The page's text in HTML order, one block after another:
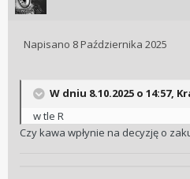
Napisano 8 Października 2025
W dniu 8.10.2025 o 14:57,
w tle R
Czy kawa wpłynie na decyzję o